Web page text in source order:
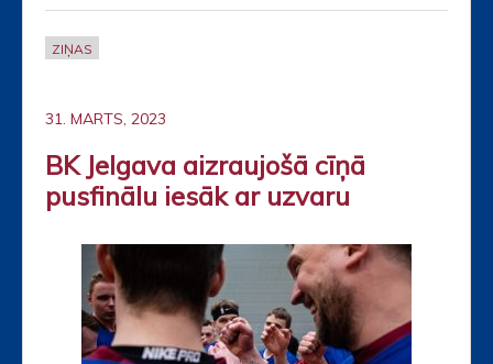
ZIŅAS
31. MARTS, 2023
BK Jelgava aizraujošā cīņā
pusfinālu iesāk ar uzvaru